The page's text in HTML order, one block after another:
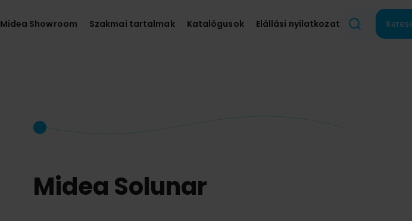
Midea Showroom Szakmai tartalmak Katalógusok Elállási nyilatkozat
Midea Solunar